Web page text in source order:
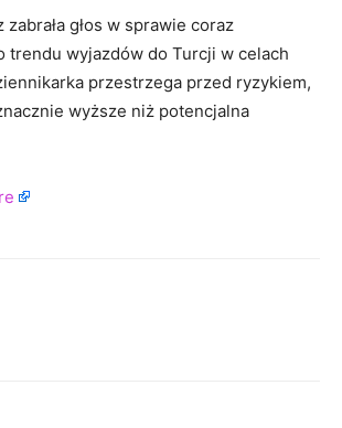
głos w sprawie coraz
trendu wyjazdów do Turcji w celach
przestrzega przed ryzykiem,
wyższe niż potencjalna